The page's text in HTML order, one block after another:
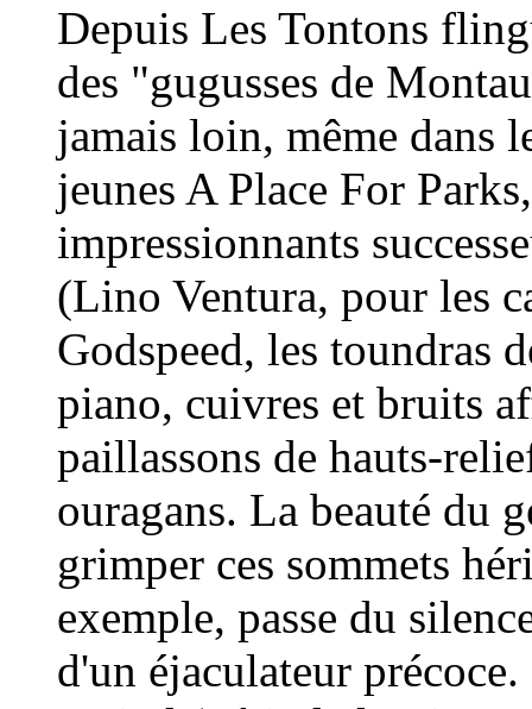
Depuis Les Tontons
des "gugusses de
jamais loin, même dans
jeunes A Place For
impressionnants
(Lino Ventura, pour les
Godspeed, les toundras
piano, cuivres et bruits
paillassons de hauts-
ouragans. La beauté du
grimper ces sommets
exemple, passe du
d'un éjaculateur